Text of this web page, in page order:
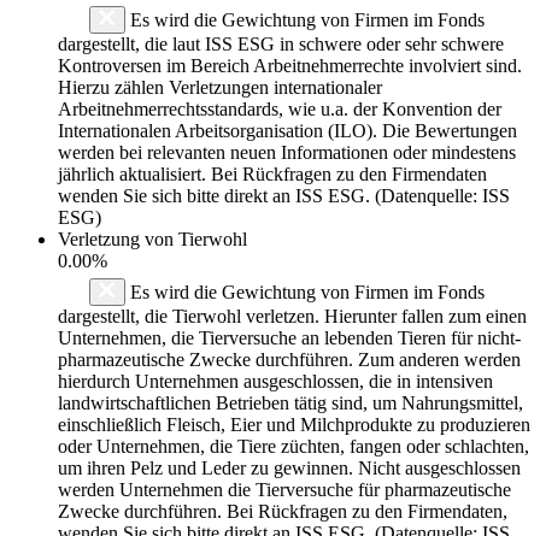
Es wird die Gewichtung von Firmen im Fonds
dargestellt, die laut ISS ESG in schwere oder sehr schwere
Kontroversen im Bereich Arbeitnehmerrechte involviert sind.
Hierzu zählen Verletzungen internationaler
Arbeitnehmerrechtsstandards, wie u.a. der Konvention der
Internationalen Arbeitsorganisation (ILO). Die Bewertungen
werden bei relevanten neuen Informationen oder mindestens
jährlich aktualisiert. Bei Rückfragen zu den Firmendaten
wenden Sie sich bitte direkt an ISS ESG. (Datenquelle: ISS
ESG)
Verletzung von Tierwohl
0.00%
Es wird die Gewichtung von Firmen im Fonds
dargestellt, die Tierwohl verletzen. Hierunter fallen zum einen
Unternehmen, die Tierversuche an lebenden Tieren für nicht-
pharmazeutische Zwecke durchführen. Zum anderen werden
hierdurch Unternehmen ausgeschlossen, die in intensiven
landwirtschaftlichen Betrieben tätig sind, um Nahrungsmittel,
einschließlich Fleisch, Eier und Milchprodukte zu produzieren
oder Unternehmen, die Tiere züchten, fangen oder schlachten,
um ihren Pelz und Leder zu gewinnen. Nicht ausgeschlossen
werden Unternehmen die Tierversuche für pharmazeutische
Zwecke durchführen. Bei Rückfragen zu den Firmendaten,